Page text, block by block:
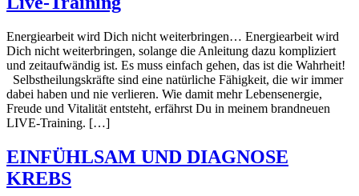
Energiearbeit wird Dich nicht weiterbringen… Energiearbeit wird
Dich nicht weiterbringen, solange die Anleitung dazu kompliziert
und zeitaufwändig ist. Es muss einfach gehen, das ist die Wahrheit!
Selbstheilungskräfte sind eine natürliche Fähigkeit, die wir immer
dabei haben und nie verlieren. Wie damit mehr Lebensenergie,
Freude und Vitalität entsteht, erfährst Du in meinem brandneuen
LIVE-Training. […]
EINFÜHLSAM UND DIAGNOSE
KREBS